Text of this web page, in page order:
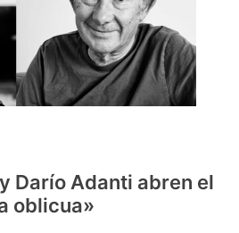
Darío Adanti abren el
oblicua»